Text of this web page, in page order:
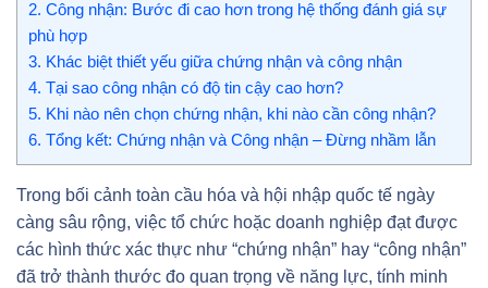
2. Công nhận: Bước đi cao hơn trong hệ thống đánh giá sự
phù hợp
3. Khác biệt thiết yếu giữa chứng nhận và công nhận
4. Tại sao công nhận có độ tin cậy cao hơn?
5. Khi nào nên chọn chứng nhận, khi nào cần công nhận?
6. Tổng kết: Chứng nhận và Công nhận – Đừng nhầm lẫn
Trong bối cảnh toàn cầu hóa và hội nhập quốc tế ngày
càng sâu rộng, việc tổ chức hoặc doanh nghiệp đạt được
các hình thức xác thực như “chứng nhận” hay “công nhận”
đã trở thành thước đo quan trọng về năng lực, tính minh